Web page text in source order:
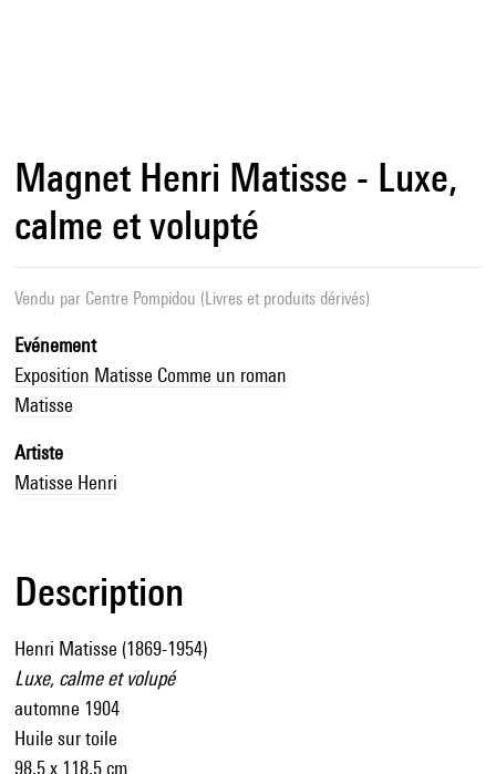
Magnet Henri Matisse - Luxe,
calme et volupté
Vendu par Centre Pompidou (Livres et produits dérivés)
Evénement
Exposition Matisse Comme un roman
Matisse
Artiste
Matisse Henri
Description
Henri Matisse (1869-1954)
Luxe, calme et volupé
automne 1904
Huile sur toile
98,5 x 118,5 cm